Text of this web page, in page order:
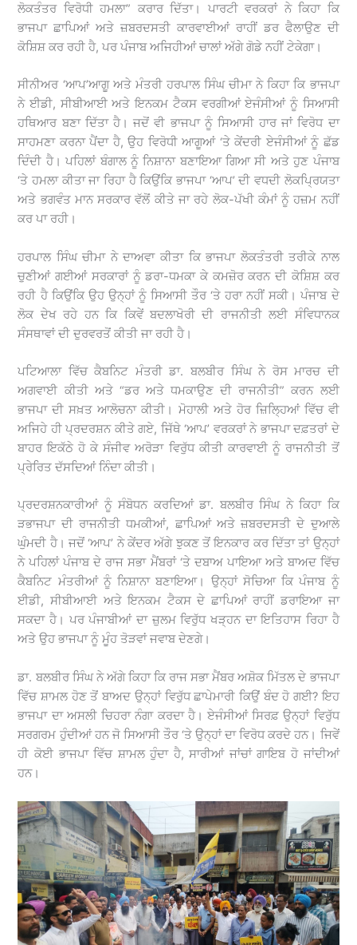
ਲੋਕਤੰਤਰ ਵਿਰੋਧੀ ਹਮਲਾ” ਕਰਾਰ ਦਿੱਤਾ। ਪਾਰਟੀ ਵਰਕਰਾਂ ਨੇ ਕਿਹਾ ਕਿ
ਭਾਜਪਾ ਛਾਪਿਆਂ ਅਤੇ ਜ਼ਬਰਦਸਤੀ ਕਾਰਵਾਈਆਂ ਰਾਹੀਂ ਡਰ ਫੈਲਾਉਣ ਦੀ
ਕੋਸ਼ਿਸ਼ ਕਰ ਰਹੀ ਹੈ, ਪਰ ਪੰਜਾਬ ਅਜਿਹੀਆਂ ਚਾਲਾਂ ਅੱਗੇ ਗੋਡੇ ਨਹੀਂ ਟੇਕੇਗਾ।
ਸੀਨੀਅਰ ‘ਆਪ’ਆਗੂ ਅਤੇ ਮੰਤਰੀ ਹਰਪਾਲ ਸਿੰਘ ਚੀਮਾ ਨੇ ਕਿਹਾ ਕਿ ਭਾਜਪਾ
ਨੇ ਈਡੀ, ਸੀਬੀਆਈ ਅਤੇ ਇਨਕਮ ਟੈਕਸ ਵਰਗੀਆਂ ਏਜੰਸੀਆਂ ਨੂੰ ਸਿਆਸੀ
ਹਥਿਆਰ ਬਣਾ ਦਿੱਤਾ ਹੈ। ਜਦੋਂ ਵੀ ਭਾਜਪਾ ਨੂੰ ਸਿਆਸੀ ਹਾਰ ਜਾਂ ਵਿਰੋਧ ਦਾ
ਸਾਹਮਣਾ ਕਰਨਾ ਪੈਂਦਾ ਹੈ, ਉਹ ਵਿਰੋਧੀ ਆਗੂਆਂ ‘ਤੇ ਕੇਂਦਰੀ ਏਜੰਸੀਆਂ ਨੂੰ ਛੱਡ
ਦਿੰਦੀ ਹੈ। ਪਹਿਲਾਂ ਬੰਗਾਲ ਨੂੰ ਨਿਸ਼ਾਨਾ ਬਣਾਇਆ ਗਿਆ ਸੀ ਅਤੇ ਹੁਣ ਪੰਜਾਬ
‘ਤੇ ਹਮਲਾ ਕੀਤਾ ਜਾ ਰਿਹਾ ਹੈ ਕਿਉਂਕਿ ਭਾਜਪਾ ‘ਆਪ’ ਦੀ ਵਧਦੀ ਲੋਕਪ੍ਰਿਯਤਾ
ਅਤੇ ਭਗਵੰਤ ਮਾਨ ਸਰਕਾਰ ਵੱਲੋਂ ਕੀਤੇ ਜਾ ਰਹੇ ਲੋਕ-ਪੱਖੀ ਕੰਮਾਂ ਨੂੰ ਹਜ਼ਮ ਨਹੀਂ
ਕਰ ਪਾ ਰਹੀ।
ਹਰਪਾਲ ਸਿੰਘ ਚੀਮਾ ਨੇ ਦਾਅਵਾ ਕੀਤਾ ਕਿ ਭਾਜਪਾ ਲੋਕਤੰਤਰੀ ਤਰੀਕੇ ਨਾਲ
ਚੁਣੀਆਂ ਗਈਆਂ ਸਰਕਾਰਾਂ ਨੂੰ ਡਰਾ-ਧਮਕਾ ਕੇ ਕਮਜ਼ੋਰ ਕਰਨ ਦੀ ਕੋਸ਼ਿਸ਼ ਕਰ
ਰਹੀ ਹੈ ਕਿਉਂਕਿ ਉਹ ਉਨ੍ਹਾਂ ਨੂੰ ਸਿਆਸੀ ਤੌਰ ‘ਤੇ ਹਰਾ ਨਹੀਂ ਸਕੀ। ਪੰਜਾਬ ਦੇ
ਲੋਕ ਦੇਖ ਰਹੇ ਹਨ ਕਿ ਕਿਵੇਂ ਬਦਲਾਖੋਰੀ ਦੀ ਰਾਜਨੀਤੀ ਲਈ ਸੰਵਿਧਾਨਕ
ਸੰਸਥਾਵਾਂ ਦੀ ਦੁਰਵਰਤੋਂ ਕੀਤੀ ਜਾ ਰਹੀ ਹੈ।
ਪਟਿਆਲਾ ਵਿੱਚ ਕੈਬਨਿਟ ਮੰਤਰੀ ਡਾ. ਬਲਬੀਰ ਸਿੰਘ ਨੇ ਰੋਸ ਮਾਰਚ ਦੀ
ਅਗਵਾਈ ਕੀਤੀ ਅਤੇ “ਡਰ ਅਤੇ ਧਮਕਾਉਣ ਦੀ ਰਾਜਨੀਤੀ” ਕਰਨ ਲਈ
ਭਾਜਪਾ ਦੀ ਸਖ਼ਤ ਆਲੋਚਨਾ ਕੀਤੀ। ਮੋਹਾਲੀ ਅਤੇ ਹੋਰ ਜ਼ਿਲ੍ਹਿਆਂ ਵਿੱਚ ਵੀ
ਅਜਿਹੇ ਹੀ ਪ੍ਰਦਰਸ਼ਨ ਕੀਤੇ ਗਏ, ਜਿੱਥੇ ‘ਆਪ’ ਵਰਕਰਾਂ ਨੇ ਭਾਜਪਾ ਦਫ਼ਤਰਾਂ ਦੇ
ਬਾਹਰ ਇਕੱਠੇ ਹੋ ਕੇ ਸੰਜੀਵ ਅਰੋੜਾ ਵਿਰੁੱਧ ਕੀਤੀ ਕਾਰਵਾਈ ਨੂੰ ਰਾਜਨੀਤੀ ਤੋਂ
ਪ੍ਰੇਰਿਤ ਦੱਸਦਿਆਂ ਨਿੰਦਾ ਕੀਤੀ।
ਪ੍ਰਦਰਸ਼ਨਕਾਰੀਆਂ ਨੂੰ ਸੰਬੋਧਨ ਕਰਦਿਆਂ ਡਾ. ਬਲਬੀਰ ਸਿੰਘ ਨੇ ਕਿਹਾ ਕਿ
ੜਭਾਜਪਾ ਦੀ ਰਾਜਨੀਤੀ ਧਮਕੀਆਂ, ਛਾਪਿਆਂ ਅਤੇ ਜ਼ਬਰਦਸਤੀ ਦੇ ਦੁਆਲੇ
ਘੁੰਮਦੀ ਹੈ। ਜਦੋਂ ‘ਆਪ’ ਨੇ ਕੇਂਦਰ ਅੱਗੇ ਝੁਕਣ ਤੋਂ ਇਨਕਾਰ ਕਰ ਦਿੱਤਾ ਤਾਂ ਉਨ੍ਹਾਂ
ਨੇ ਪਹਿਲਾਂ ਪੰਜਾਬ ਦੇ ਰਾਜ ਸਭਾ ਮੈਂਬਰਾਂ ‘ਤੇ ਦਬਾਅ ਪਾਇਆ ਅਤੇ ਬਾਅਦ ਵਿੱਚ
ਕੈਬਨਿਟ ਮੰਤਰੀਆਂ ਨੂੰ ਨਿਸ਼ਾਨਾ ਬਣਾਇਆ। ਉਨ੍ਹਾਂ ਸੋਚਿਆ ਕਿ ਪੰਜਾਬ ਨੂੰ
ਈਡੀ, ਸੀਬੀਆਈ ਅਤੇ ਇਨਕਮ ਟੈਕਸ ਦੇ ਛਾਪਿਆਂ ਰਾਹੀਂ ਡਰਾਇਆ ਜਾ
ਸਕਦਾ ਹੈ। ਪਰ ਪੰਜਾਬੀਆਂ ਦਾ ਜ਼ੁਲਮ ਵਿਰੁੱਧ ਖੜ੍ਹਨ ਦਾ ਇਤਿਹਾਸ ਰਿਹਾ ਹੈ
ਅਤੇ ਉਹ ਭਾਜਪਾ ਨੂੰ ਮੂੰਹ ਤੋੜਵਾਂ ਜਵਾਬ ਦੇਣਗੇ।
ਡਾ. ਬਲਬੀਰ ਸਿੰਘ ਨੇ ਅੱਗੇ ਕਿਹਾ ਕਿ ਰਾਜ ਸਭਾ ਮੈਂਬਰ ਅਸ਼ੋਕ ਮਿੱਤਲ ਦੇ ਭਾਜਪਾ
ਵਿੱਚ ਸ਼ਾਮਲ ਹੋਣ ਤੋਂ ਬਾਅਦ ਉਨ੍ਹਾਂ ਵਿਰੁੱਧ ਛਾਪੇਮਾਰੀ ਕਿਉਂ ਬੰਦ ਹੋ ਗਈ? ਇਹ
ਭਾਜਪਾ ਦਾ ਅਸਲੀ ਚਿਹਰਾ ਨੰਗਾ ਕਰਦਾ ਹੈ। ਏਜੰਸੀਆਂ ਸਿਰਫ਼ ਉਨ੍ਹਾਂ ਵਿਰੁੱਧ
ਸਰਗਰਮ ਹੁੰਦੀਆਂ ਹਨ ਜੋ ਸਿਆਸੀ ਤੌਰ ‘ਤੇ ਉਨ੍ਹਾਂ ਦਾ ਵਿਰੋਧ ਕਰਦੇ ਹਨ। ਜਿਵੇਂ
ਹੀ ਕੋਈ ਭਾਜਪਾ ਵਿੱਚ ਸ਼ਾਮਲ ਹੁੰਦਾ ਹੈ, ਸਾਰੀਆਂ ਜਾਂਚਾਂ ਗਾਇਬ ਹੋ ਜਾਂਦੀਆਂ
ਹਨ।